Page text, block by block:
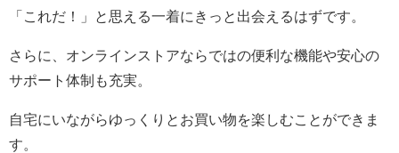
「これだ！」と思える一着にきっと出会えるはずです。
さらに、オンラインストアならではの便利な機能や安心の
サポート体制も充実。
自宅にいながらゆっくりとお買い物を楽しむことができま
す。